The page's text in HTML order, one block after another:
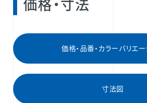
価格・品番・カラーバリエー
寸法図